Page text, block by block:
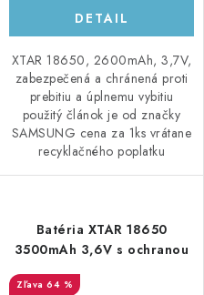
DETAIL
XTAR 18650, 2600mAh, 3,7V,
zabezpečená a chránená proti
prebitiu a úplnemu vybitiu
použitý článok je od značky
SAMSUNG cena za 1ks vrátane
recyklačného poplatku
Batéria XTAR 18650
3500mAh 3,6V s ochranou
64 %